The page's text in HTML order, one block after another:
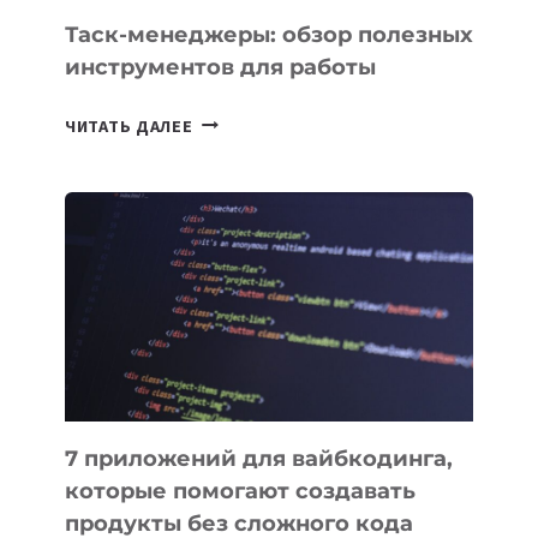
Таск-менеджеры: обзор полезных
инструментов для работы
ЧИТАТЬ ДАЛЕЕ ТАСК-
ПОЛЕЗНЫХ
ИНСТРУМЕНТОВ
ДЛЯ
РАБОТЫ
7 приложений для вайбкодинга,
которые помогают создавать
продукты без сложного кода